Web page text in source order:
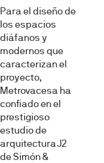
Para el diseño de
los espacios
diáfanos y
modernos que
caracterizan el
proyecto,
Metrovacesa ha
confiado en el
prestigioso
estudio de
arquitectura J2
de Simón &